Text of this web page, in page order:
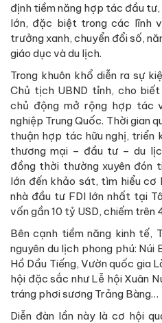
định tiềm năng hợp tác đầu
lớn, đặc biệt trong các lĩnh
trưởng xanh, chuyển đổi số,
giáo dục và du lịch.
Trong khuôn khổ diễn ra sự
Chủ tịch UBND tỉnh, cho
chủ động mở rộng hợp tác
nghiệp Trung Quốc. Thời gian
thuận hợp tác hữu nghị, triển
thương mại – đầu tư – du
đồng thời thường xuyên đón
lớn đến khảo sát, tìm hiểu cơ
nhà đầu tư FDI lớn nhất tại
vốn gần 10 tỷ USD, chiếm trên
Bên cạnh tiềm năng kinh tế,
nguyên du lịch phong phú: Núi
Hồ Dầu Tiếng, Vườn quốc gia
hội đặc sắc như Lễ hội Xuân
tráng phơi sương Trảng Bàng…
Diễn đàn lần này là cơ hội